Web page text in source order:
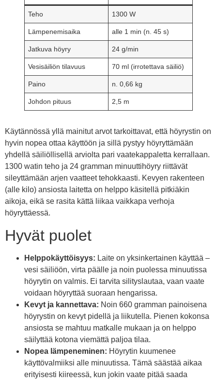
Teho 1300 W
Lämpenemisaika alle 1 min (n. 45 s)
Jatkuva höyry 24 g/min
Vesisäiliön tilavuus 70 ml (irrotettava säiliö)
Paino n. 0,66 kg
Johdon pituus 2,5 m
Käytännössä yllä mainitut arvot tarkoittavat, että höyrystin on
hyvin nopea ottaa käyttöön ja sillä pystyy höyryttämään
yhdellä säiliöllisellä arviolta pari vaatekappaletta kerrallaan.
1300 watin teho ja 24 gramman minuuttihöyry riittävät
sileyttämään arjen vaatteet tehokkaasti. Kevyen rakenteen
(alle kilo) ansiosta laitetta on helppo käsitellä pitkiäkin
aikoja, eikä se rasita kättä liikaa vaikkapa verhoja
höyryttäessä.
Hyvät puolet
Helppokäyttöisyys: Laite on yksinkertainen käyttää –
vesi säiliöön, virta päälle ja noin puolessa minuutissa
höyrytin on valmis. Ei tarvita silityslautaa, vaan vaate
voidaan höyryttää suoraan hengarissa.
Kevyt ja kannettava: Noin 660 gramman painoisena
höyrystin on kevyt pidellä ja liikutella. Pienen kokonsa
ansiosta se mahtuu matkalle mukaan ja on helppo
säilyttää kotona viemättä paljoa tilaa.
Nopea lämpeneminen: Höyrytin kuumenee
käyttövalmiiksi alle minuutissa. Tämä säästää aikaa
erityisesti kiireessä, kun jokin vaate pitää saada